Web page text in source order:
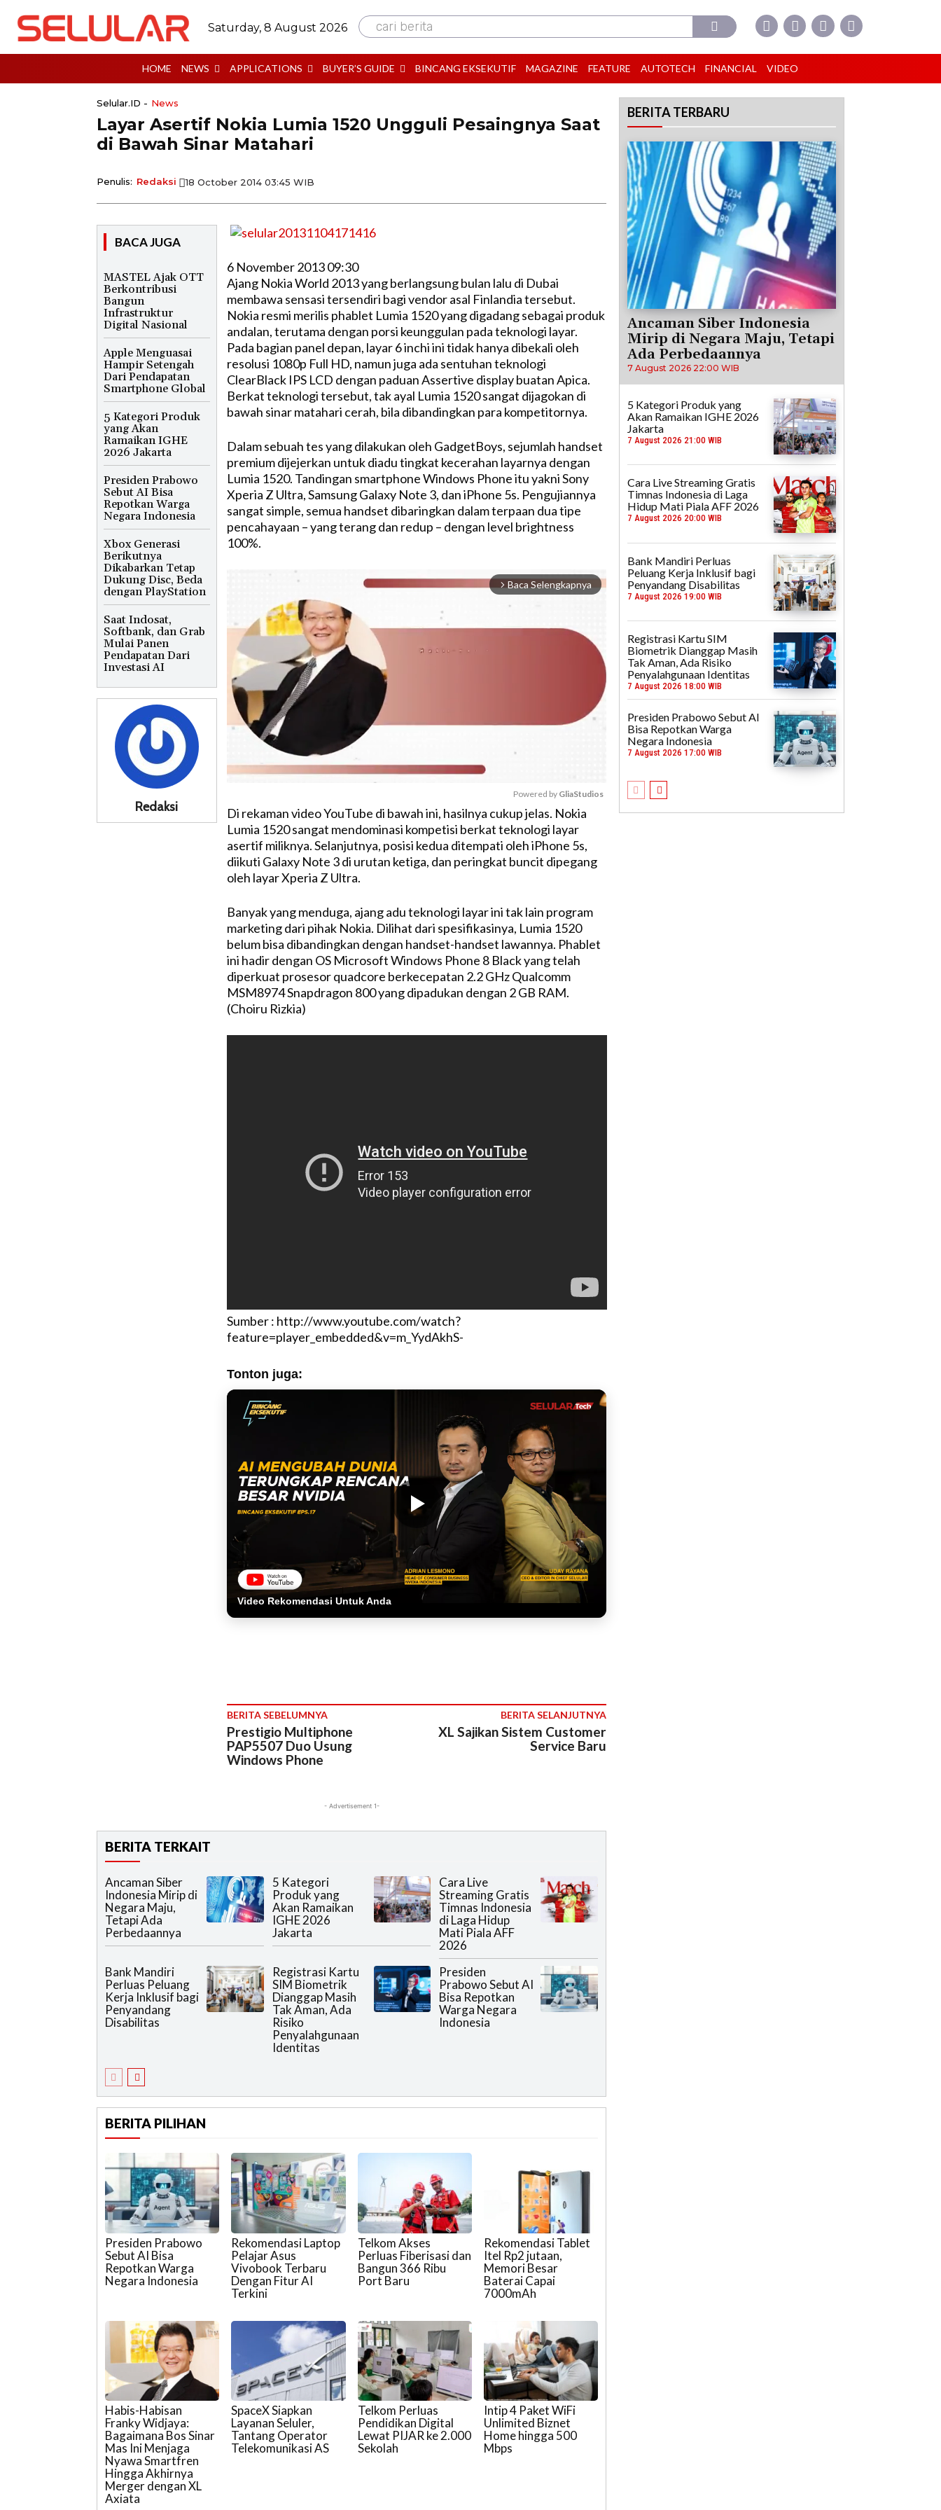
Saturday, 8 August 2026 cari berita
HOME NEWS APPLICATIONS BUYER’S GUIDE BINCANG EKSEKUTIF MAGAZINE FEATURE AUTOTECH FINANCIAL VIDEO
Selular.ID - News
Layar Asertif Nokia Lumia 1520 Ungguli Pesaingnya Saat
di Bawah Sinar Matahari
Penulis: Redaksi 18 October 2014 03:45 WIB
BACA JUGA
MASTEL Ajak OTT
Berkontribusi
Bangun
Infrastruktur
Digital Nasional
Apple Menguasai
Hampir Setengah
Dari Pendapatan
Smartphone Global
5 Kategori Produk
yang Akan
Ramaikan IGHE
2026 Jakarta
Presiden Prabowo
Sebut AI Bisa
Repotkan Warga
Negara Indonesia
Xbox Generasi
Berikutnya
Dikabarkan Tetap
Dukung Disc, Beda
dengan PlayStation
Saat Indosat,
Softbank, dan Grab
Mulai Panen
Pendapatan Dari
Investasi AI
Redaksi
6 November 2013 09:30
Ajang Nokia World 2013 yang berlangsung bulan lalu di Dubai
membawa sensasi tersendiri bagi vendor asal Finlandia tersebut.
Nokia resmi merilis phablet Lumia 1520 yang digadang sebagai produk
andalan, terutama dengan porsi keunggulan pada teknologi layar.
Pada bagian panel depan, layar 6 inchi ini tidak hanya dibekali oleh
resolusi 1080p Full HD, namun juga ada sentuhan teknologi
ClearBlack IPS LCD dengan paduan Assertive display buatan Apica.
Berkat teknologi tersebut, tak ayal Lumia 1520 sangat dijagokan di
bawah sinar matahari cerah, bila dibandingkan para kompetitornya.
Dalam sebuah tes yang dilakukan oleh GadgetBoys, sejumlah handset
premium dijejerkan untuk diadu tingkat kecerahan layarnya dengan
Lumia 1520. Tandingan smartphone Windows Phone itu yakni Sony
Xperia Z Ultra, Samsung Galaxy Note 3, dan iPhone 5s. Pengujiannya
sangat simple, semua handset dibaringkan dalam terpaan dua tipe
pencahayaan – yang terang dan redup – dengan level brightness
100%.
arrow_forward_ios Baca Selengkapnya
M
u
Powered by GliaStudios
Di rekaman video YouTube di bawah ini, hasilnya cukup jelas. Nokia
Lumia 1520 sangat mendominasi kompetisi berkat teknologi layar
asertif miliknya. Selanjutnya, posisi kedua ditempati oleh iPhone 5s,
diikuti Galaxy Note 3 di urutan ketiga, dan peringkat buncit dipegang
oleh layar Xperia Z Ultra.
Banyak yang menduga, ajang adu teknologi layar ini tak lain program
marketing dari pihak Nokia. Dilihat dari spesifikasinya, Lumia 1520
belum bisa dibandingkan dengan handset-handset lawannya. Phablet
ini hadir dengan OS Microsoft Windows Phone 8 Black yang telah
diperkuat prosesor quadcore berkecepatan 2.2 GHz Qualcomm
MSM8974 Snapdragon 800 yang dipadukan dengan 2 GB RAM.
(Choiru Rizkia)
Sumber : http://www.youtube.com/watch?
feature=player_embedded&v=m_YydAkhS-
Tonton juga:
Video Rekomendasi Untuk Anda
BERITA SEBELUMNYA
Prestigio Multiphone
PAP5507 Duo Usung
Windows Phone
BERITA SELANJUTNYA
XL Sajikan Sistem Customer
Service Baru
- Advertisement 1-
BERITA TERKAIT
Ancaman Siber
Indonesia Mirip di
Negara Maju,
Tetapi Ada
Perbedaannya
5 Kategori
Produk yang
Akan Ramaikan
IGHE 2026
Jakarta
Cara Live
Streaming Gratis
Timnas Indonesia
di Laga Hidup
Mati Piala AFF
2026
Bank Mandiri
Perluas Peluang
Kerja Inklusif bagi
Penyandang
Disabilitas
Registrasi Kartu
SIM Biometrik
Dianggap Masih
Tak Aman, Ada
Risiko
Penyalahgunaan
Identitas
Presiden
Prabowo Sebut AI
Bisa Repotkan
Warga Negara
Indonesia
BERITA PILIHAN
Presiden Prabowo
Sebut AI Bisa
Repotkan Warga
Negara Indonesia
Rekomendasi Laptop
Pelajar Asus
Vivobook Terbaru
Dengan Fitur AI
Terkini
Telkom Akses
Perluas Fiberisasi dan
Bangun 366 Ribu
Port Baru
Rekomendasi Tablet
Itel Rp2 jutaan,
Memori Besar
Baterai Capai
7000mAh
Habis-Habisan
Franky Widjaya:
Bagaimana Bos Sinar
Mas Ini Menjaga
Nyawa Smartfren
Hingga Akhirnya
Merger dengan XL
Axiata
SpaceX Siapkan
Layanan Seluler,
Tantang Operator
Telekomunikasi AS
Telkom Perluas
Pendidikan Digital
Lewat PIJAR ke 2.000
Sekolah
Intip 4 Paket WiFi
Unlimited Biznet
Home hingga 500
Mbps
BERITA TERBARU
Ancaman Siber Indonesia
Mirip di Negara Maju, Tetapi
Ada Perbedaannya
7 August 2026 22:00 WIB
5 Kategori Produk yang
Akan Ramaikan IGHE 2026
Jakarta
7 August 2026 21:00 WIB
Cara Live Streaming Gratis
Timnas Indonesia di Laga
Hidup Mati Piala AFF 2026
7 August 2026 20:00 WIB
Bank Mandiri Perluas
Peluang Kerja Inklusif bagi
Penyandang Disabilitas
7 August 2026 19:00 WIB
Registrasi Kartu SIM
Biometrik Dianggap Masih
Tak Aman, Ada Risiko
Penyalahgunaan Identitas
7 August 2026 18:00 WIB
Presiden Prabowo Sebut AI
Bisa Repotkan Warga
Negara Indonesia
7 August 2026 17:00 WIB